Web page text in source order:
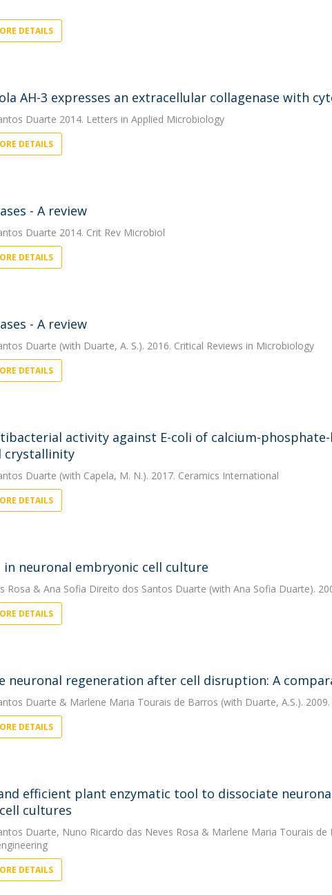
DETAILS
AH-3 expresses an extracellular collagenase with
Duarte 2014. Letters in Applied Microbiology
DETAILS
- A review
Duarte 2014. Crit Rev Microbiol
DETAILS
- A review
Duarte (with Duarte, A. S.). 2016. Critical Reviews in Microbiology
DETAILS
activity against E-coli of calcium-phosphate-
crystallinity
Duarte (with Capela, M. N.). 2017. Ceramics International
DETAILS
in neuronal embryonic cell culture
Rosa & Ana Sofia Direito dos Santos Duarte (with Ana Sofia Duarte).
DETAILS
neuronal regeneration after cell disruption: A
Duarte & Marlene Maria Tourais de Barros (with Duarte, A.S.).
DETAILS
efficient plant enzymatic tool to dissociate
cultures
Duarte, Nuno Ricardo das Neves Rosa & Marlene Maria Tourais de
DETAILS